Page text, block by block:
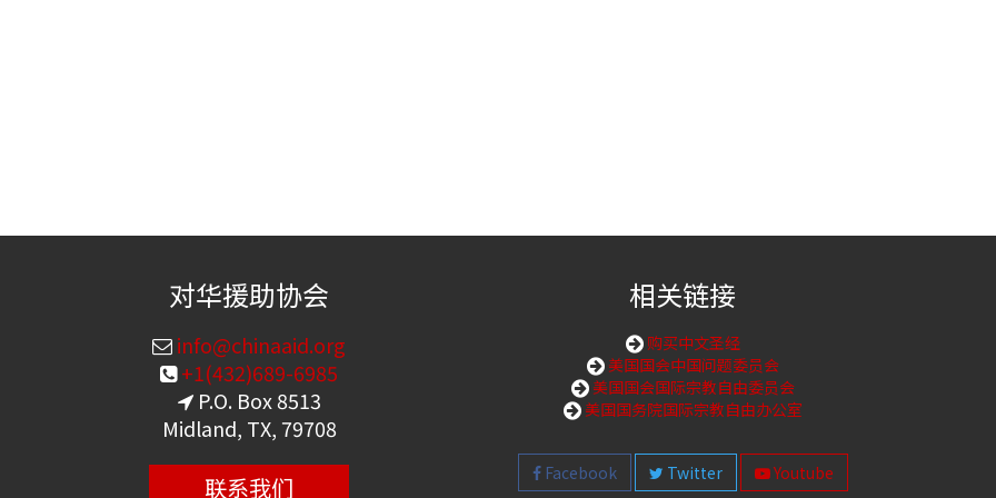
对华援助协会
info@chinaaid.org
+1(432)689-6985
P.O. Box 8513
Midland, TX, 79708
联系我们
相关链接
购买中文圣经
美国国会中国问题委员会
美国国会国际宗教自由委员会
美国国务院国际宗教自由办公室
Facebook Twitter Youtube